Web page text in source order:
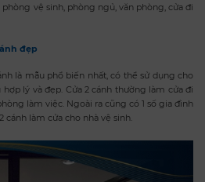
vệ sinh, phòng ngủ, văn phòng, cửa đi
đẹp
là mẫu phổ biến nhất, có thể sử dụng cho
lý và đẹp. Cửa 2 cánh thường làm cửa đi
làm việc. Ngoài ra cũng có 1 số gia đình
làm cửa cho nhà vệ sinh.